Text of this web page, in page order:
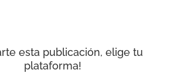
esta publicación, elige tu
plataforma!